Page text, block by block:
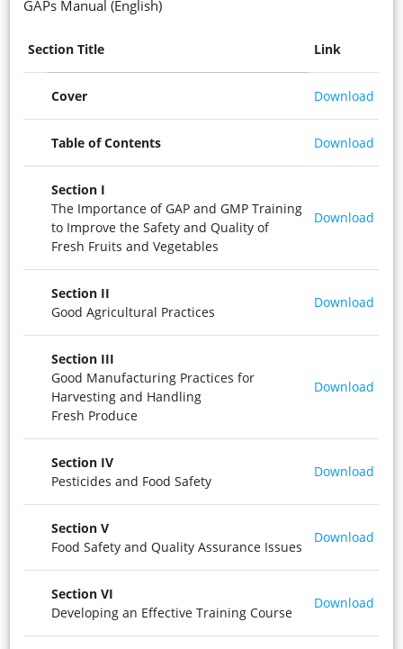
GAPs Manual (English)
Section Title Link
Cover Download
Table of Contents Download
Section I
The Importance of GAP and GMP Training
to Improve the Safety and Quality of
Fresh Fruits and Vegetables
Download
Section II
Good Agricultural Practices
Download
Section III
Good Manufacturing Practices for
Harvesting and Handling
Fresh Produce
Download
Section IV
Pesticides and Food Safety
Download
Section V
Food Safety and Quality Assurance Issues
Download
Section VI
Developing an Effective Training Course
Download